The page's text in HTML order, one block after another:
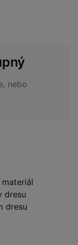
nebo
dresu
dresu